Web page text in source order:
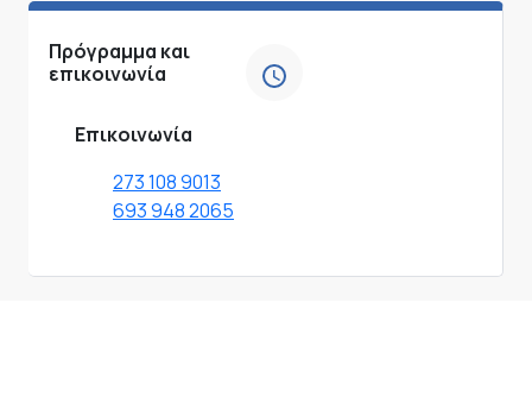
Πρόγραμμα και
επικοινωνία
Επικοινωνία
273 108 9013
693 948 2065